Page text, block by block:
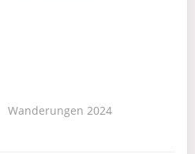
Wanderungen 2024